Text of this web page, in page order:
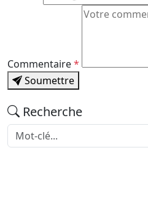
Commentaire*
Soumettre
Recherche